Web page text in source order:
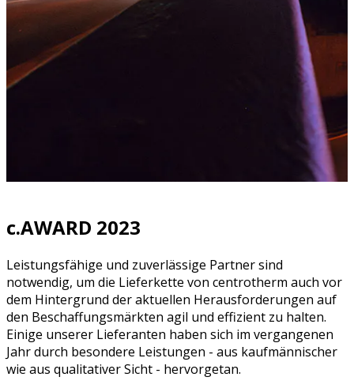
c.AWARD 2023
Leistungsfähige und zuverlässige Partner sind
notwendig, um die Lieferkette von centrotherm auch vor
dem Hintergrund der aktuellen Herausforderungen auf
den Beschaffungsmärkten agil und effizient zu halten.
Einige unserer Lieferanten haben sich im vergangenen
Jahr durch besondere Leistungen - aus kaufmännischer
wie aus qualitativer Sicht - hervorgetan.